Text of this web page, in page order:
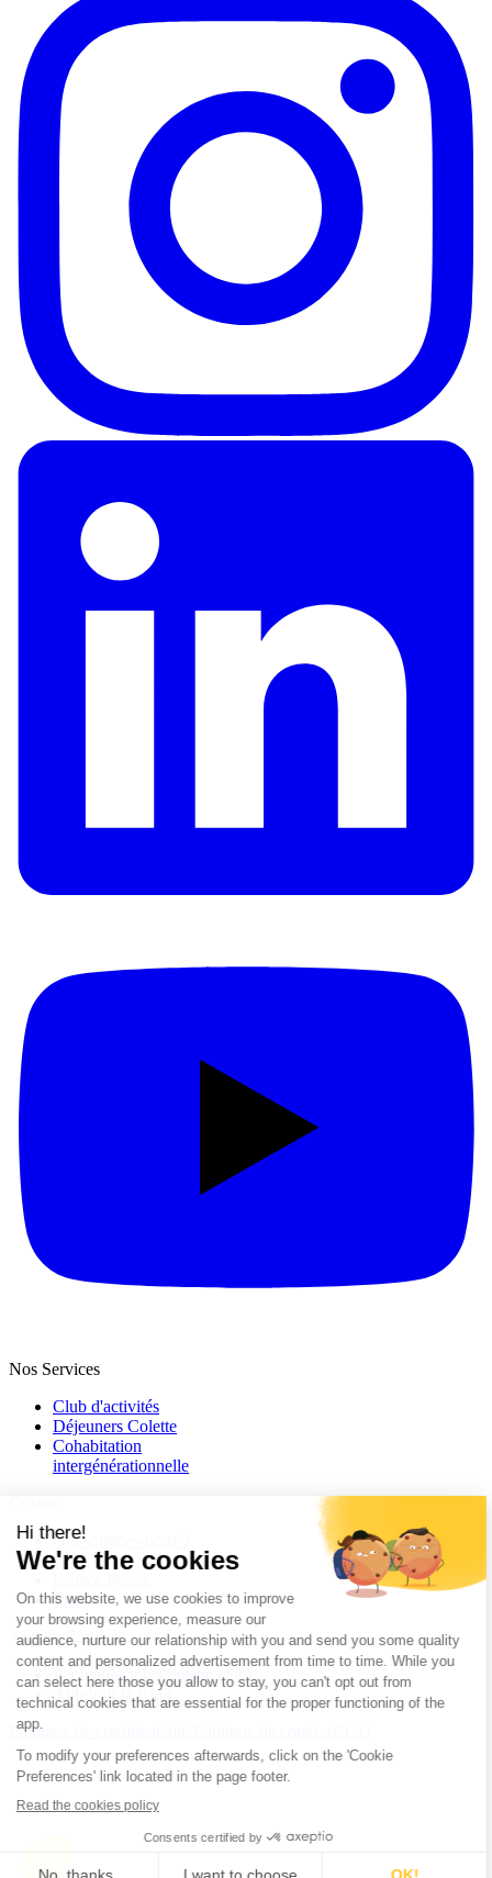
Nos Services
Club d'activités
Déjeuners Colette
Cohabitation
intergénération­nelle
Qui sommes-nous ?
Blog
Jobs
Aide & Contact
Par mail
leclub@colette.club
Aide
Voir la FAQ
Politique de confidentialité